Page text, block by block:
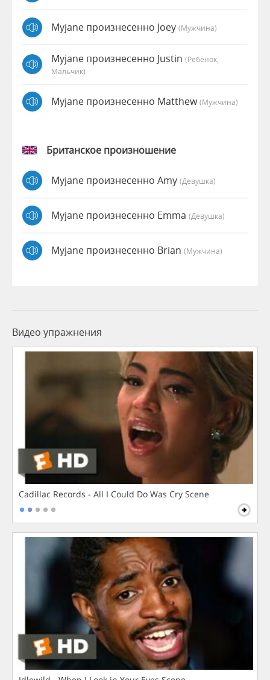
Myjane произнесенно Joey (мужчина)
Myjane произнесенно Justin (Ребёнок,
Мальчик)
Myjane произнесенно Matthew(мужчина)
Британское произношение
Myjane произнесенно Amy (девушка)
Myjane произнесенно Emma (девушка)
Myjane произнесенно Brian (мужчина)
Видео упражнения
Cadillac Records - All I Could Do Was Cry Scene